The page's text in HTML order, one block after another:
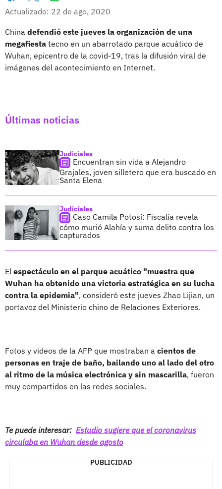
Facebook
X
Actualizado: 22 de ago, 2020
China defendió este jueves la organización de una
megafiesta tecno en un abarrotado parque acuático de
Wuhan, epicentro de la covid-19, tras la difusión viral de
imágenes del acontecimiento en Internet.
Últimas noticias
Judiciales
Encuentran sin vida a Alejandro
Grajales, joven silletero que era buscado en
Santa Elena
Judiciales
Caso Camila Potosí: Fiscalía revela
cómo murió Alahía y suma delito contra los
capturados
El espectáculo en el parque acuático "muestra que
Wuhan ha obtenido una victoria estratégica en su lucha
contra la epidemia", consideró este jueves Zhao Lijian, un
portavoz del Ministerio chino de Relaciones Exteriores.
Fotos y videos de la AFP que mostraban a cientos de
personas en traje de baño, bailando uno al lado del otro
al ritmo de la música electrónica y sin mascarilla, fueron
muy compartidos en las redes sociales.
Te puede interesar: Estudio sugiere que el coronavirus
circulaba en Wuhan desde agosto
PUBLICIDAD